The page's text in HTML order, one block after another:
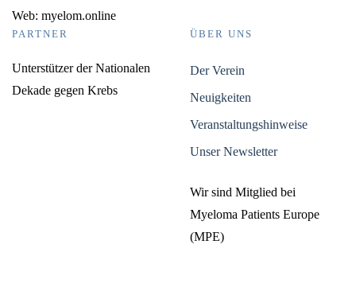
Web: myelom.online
PARTNER
Unterstützer der Nationalen
Dekade gegen Krebs
ÜBER UNS
Der Verein
Neuigkeiten
Veranstaltungshinweise
Unser Newsletter
Wir sind Mitglied bei
Myeloma Patients Europe
(MPE)